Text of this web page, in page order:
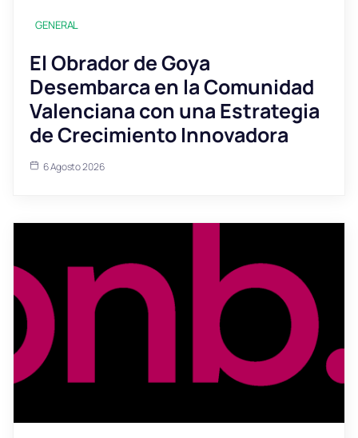
GENERAL
El Obrador de Goya
Desembarca en la Comunidad
Valenciana con una Estrategia
de Crecimiento Innovadora
6 Agosto 2026